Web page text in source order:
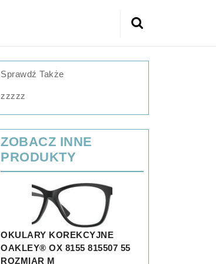
Search
Sprawdź Także
zzzzz
ZOBACZ INNE
PRODUKTY
OKULARY KOREKCYJNE
OAKLEY® OX 8155 815507 55
ROZMIAR M